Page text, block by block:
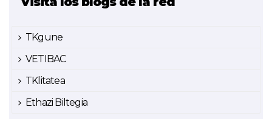
TKgune
VETIBAC
TKlitatea
Ethazi Biltegia